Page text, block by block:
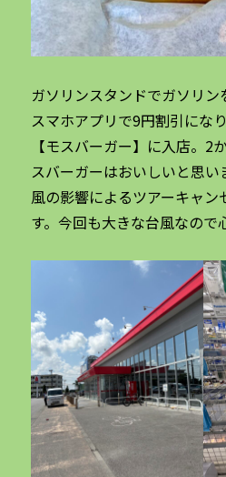
ガソリンスタンドでガソリン
スマホアプリで9円割引にな
【モスバーガー】に入店。2
スバーガーはおいしいと思い
風の影響によるツアーキャン
す。今回も大きな台風なので